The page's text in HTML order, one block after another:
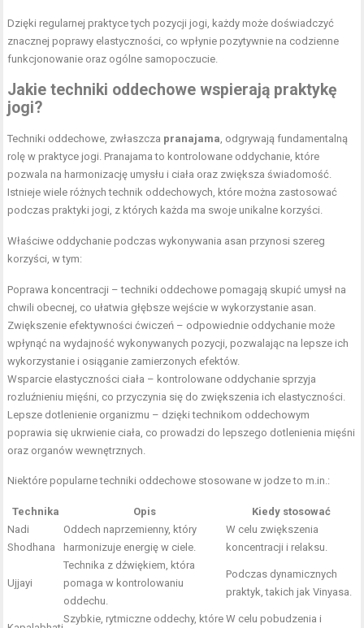
Dzięki regularnej praktyce tych pozycji jogi, każdy może doświadczyć
znacznej poprawy elastyczności, co wpłynie pozytywnie na codzienne
funkcjonowanie oraz ogólne samopoczucie.
Jakie techniki oddechowe wspierają praktykę
jogi?
Techniki oddechowe, zwłaszcza pranajama , odgrywają fundamentalną
rolę w praktyce jogi. Pranajama to kontrolowane oddychanie, które
pozwala na harmonizację umysłu i ciała oraz zwiększa świadomość.
Istnieje wiele różnych technik oddechowych, które można zastosować
podczas praktyki jogi, z których każda ma swoje unikalne korzyści.
Właściwe oddychanie podczas wykonywania asan przynosi szereg
korzyści, w tym:
Poprawa koncentracji – techniki oddechowe pomagają skupić umysł na
chwili obecnej, co ułatwia głębsze wejście w wykorzystanie asan.
Zwiększenie efektywności ćwiczeń – odpowiednie oddychanie może
wpłynąć na wydajność wykonywanych pozycji, pozwalając na lepsze ich
wykorzystanie i osiąganie zamierzonych efektów.
Wsparcie elastyczności ciała – kontrolowane oddychanie sprzyja
rozluźnieniu mięśni, co przyczynia się do zwiększenia ich elastyczności.
Lepsze dotlenienie organizmu – dzięki technikom oddechowym
poprawia się ukrwienie ciała, co prowadzi do lepszego dotlenienia mięśni
oraz organów wewnętrznych.
Niektóre popularne techniki oddechowe stosowane w jodze to m.in.:
Technika Opis
Kiedy stosować
Nadi
Shodhana
Oddech naprzemienny, który
harmonizuje energię w ciele.
W celu zwiększenia
koncentracji i relaksu.
Ujjayi
Technika z dźwiękiem, która
pomaga w kontrolowaniu
oddechu.
Podczas dynamicznych
praktyk, takich jak Vinyasa.
Szybkie, rytmiczne oddechy, które W celu pobudzenia i